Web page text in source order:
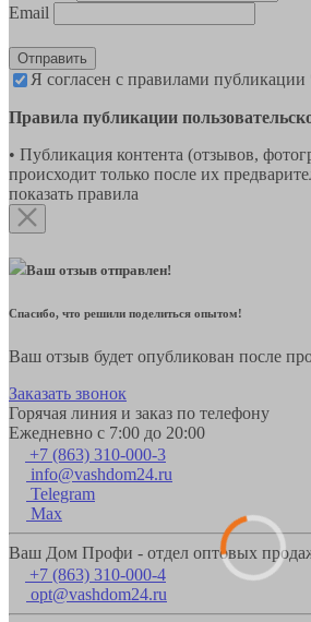
Email
Отправить
Я согласен с правилами публикации
Правила публикации
• Публикация контента (отзывов,
происходит только после их
показать правила
Ваш отзыв отправлен!
Спасибо, что решили поделиться опытом!
Ваш отзыв будет опубликован после
Заказать звонок
Горячая линия и заказ по телефону
Ежедневно с 7:00 до 20:00
+7 (863) 310-000-3
info@vashdom24.ru
Telegram
Max
Ваш Дом Профи - отдел оптовых
+7 (863) 310-000-4
opt@vashdom24.ru